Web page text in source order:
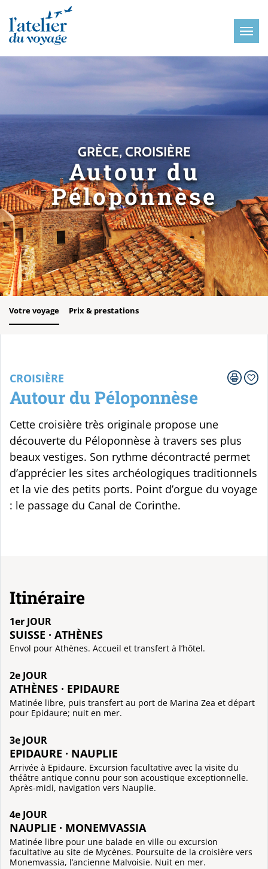
GRÈCE, CROISIÈRE
Autour du
Péloponnèse
Votre voyage Prix & prestations
CROISIÈRE
Autour du Péloponnèse
Cette croisière très originale propose une
découverte du Péloponnèse à travers ses plus
beaux vestiges. Son rythme décontracté permet
d’apprécier les sites archéologiques traditionnels
et la vie des petits ports. Point d’orgue du voyage
: le passage du Canal de Corinthe.
Itinéraire
1er JOUR
SUISSE · ATHÈNES
Envol pour Athènes. Accueil et transfert à l’hôtel.
2e JOUR
ATHÈNES · EPIDAURE
Matinée libre, puis transfert au port de Marina Zea et départ
pour Epidaure; nuit en mer.
3e JOUR
EPIDAURE · NAUPLIE
Arrivée à Epidaure. Excursion facultative avec la visite du
théâtre antique connu pour son acoustique exceptionnelle.
Après-midi, navigation vers Nauplie.
4e JOUR
NAUPLIE · MONEMVASSIA
Matinée libre pour une balade en ville ou excursion
facultative au site de Mycènes. Poursuite de la croisière vers
Monemvassia, l’ancienne Malvoisie. Nuit en mer.
Panneau de gestion des cookies